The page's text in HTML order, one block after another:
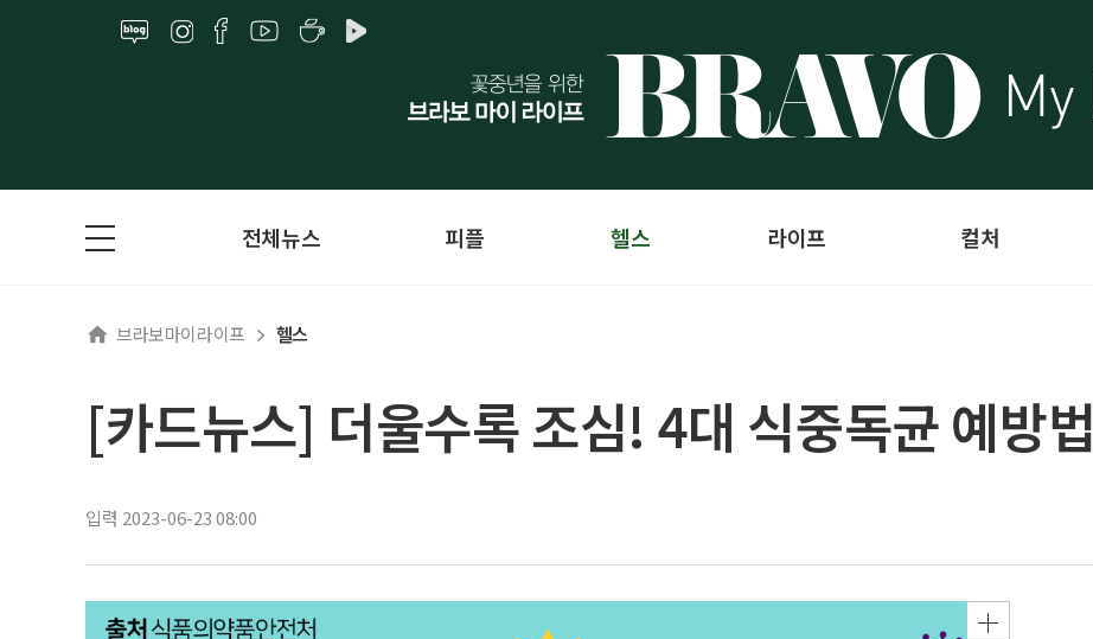
전체뉴스 피플 헬스 라이프 컬처
브라보마이라이프 헬스
[카드뉴스] 더울수록 조심! 4대 식중독균 예방법
입력 2023-06-23 08:00